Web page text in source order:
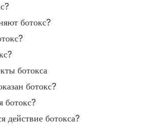
ботокс?
ботокса
ботокс?
ботокс?
действие ботокса?